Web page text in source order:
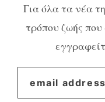
Για όλα τα νέα
τρόπου ζωής